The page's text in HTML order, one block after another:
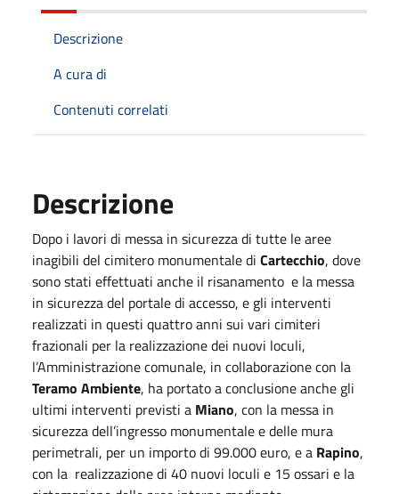
Descrizione
A cura di
Contenuti correlati
Descrizione
Dopo i lavori di messa in sicurezza di tutte le aree
inagibili del cimitero monumentale di Cartecchio, dove
sono stati effettuati anche il risanamento e la messa
in sicurezza del portale di accesso, e gli interventi
realizzati in questi quattro anni sui vari cimiteri
frazionali per la realizzazione dei nuovi loculi,
l’Amministrazione comunale, in collaborazione con la
Teramo Ambiente, ha portato a conclusione anche gli
ultimi interventi previsti a Miano, con la messa in
sicurezza dell’ingresso monumentale e delle mura
perimetrali, per un importo di 99.000 euro, e a Rapino,
con la realizzazione di 40 nuovi loculi e 15 ossari e la